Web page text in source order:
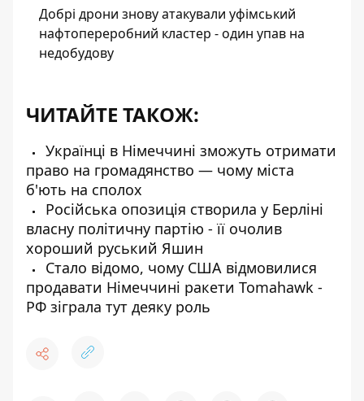
Добрі дрони знову атакували уфімський
нафтопереробний кластер - один упав на
недобудову
ЧИТАЙТЕ ТАКОЖ:
Українці в Німеччині зможуть отримати
право на громадянство — чому міста
б'ють на сполох
Російська опозиція створила у Берліні
власну політичну партію - її очолив
хороший руський Яшин
Стало відомо, чому США відмовилися
продавати Німеччині ракети Tomahawk -
РФ зіграла тут деяку роль